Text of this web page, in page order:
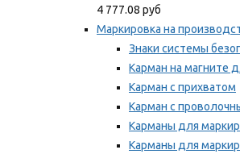
4 777.08 руб
Маркировка на
Знаки системы
Карман на магните
Карман с прихватом
Карман с
Карманы для
Карманы для